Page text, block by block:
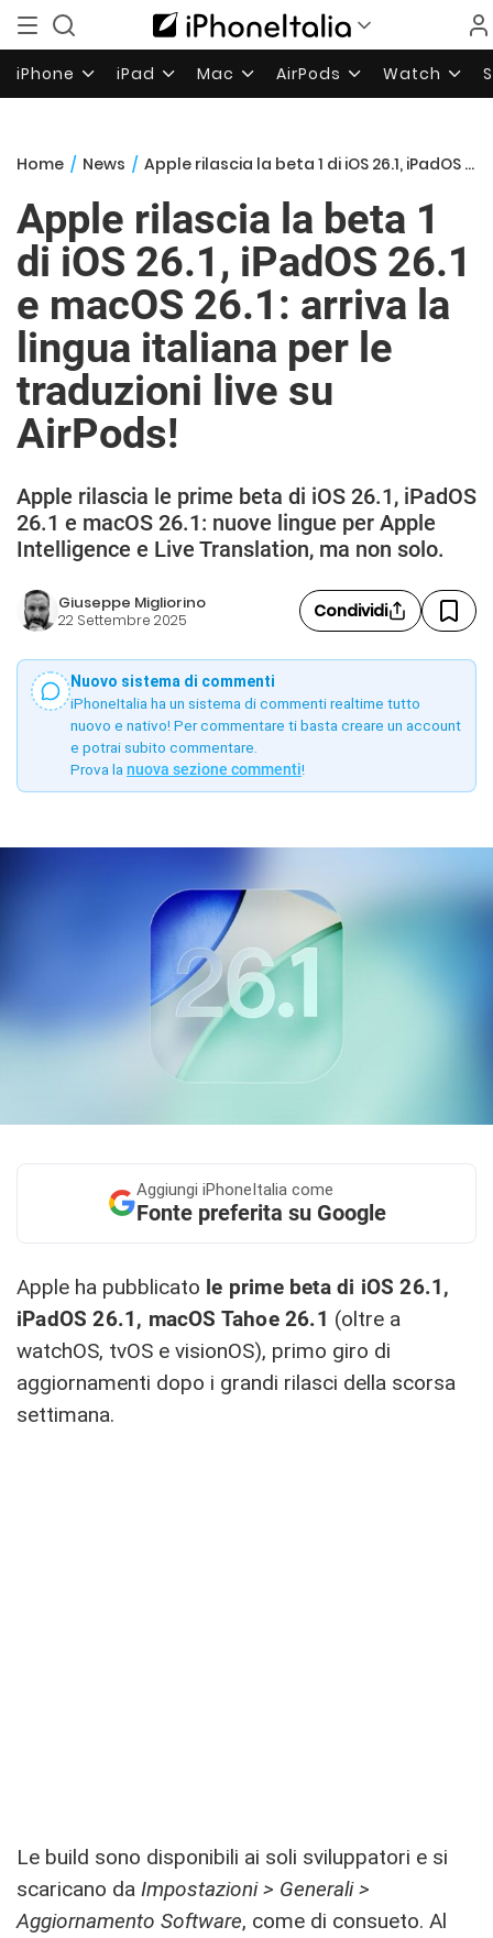
iPhone iPad Mac AirPods Watch
Home / News / Apple rilascia la beta 1 di iOS 26.1, iPadOS 26.1 e macOS 26.1: arriva la lingua italiana per le traduzioni live su AirPods!
Apple rilascia la beta 1
di iOS 26.1, iPadOS 26.1
e macOS 26.1: arriva la
lingua italiana per le
traduzioni live su
AirPods!
Apple rilascia le prime beta di iOS 26.1, iPadOS
26.1 e macOS 26.1: nuove lingue per Apple
Intelligence e Live Translation, ma non solo.
Giuseppe Migliorino
22 Settembre 2025 Condividi
Nuovo sistema di commenti
iPhoneItalia ha un sistema di commenti realtime tutto
nuovo e nativo! Per commentare ti basta creare un account
e potrai subito commentare.
Prova la nuova sezione commenti!
Aggiungi iPhoneItalia come
Fonte preferita su Google
Apple ha pubblicato le prime beta di iOS 26.1,
iPadOS 26.1, macOS Tahoe 26.1 (oltre a
watchOS, tvOS e visionOS), primo giro di
aggiornamenti dopo i grandi rilasci della scorsa
settimana.
Le build sono disponibili ai soli sviluppatori e si
scaricano da Impostazioni > Generali >
Aggiornamento Software, come di consueto. Al